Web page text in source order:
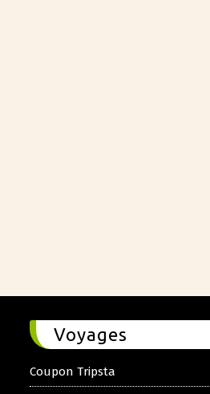
Voyages
Coupon Tripsta